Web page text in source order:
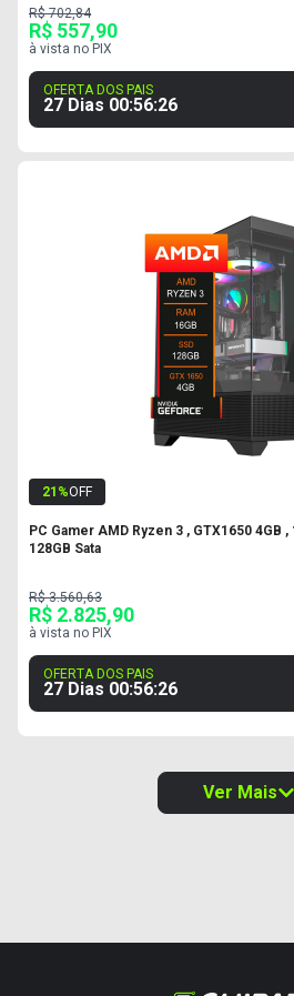
R$ 702,84
R$ 557,90
à vista no PIX
OFERTA DOS PAIS
27 Dias 00:56:25
21 %OFF
PC Gamer AMD Ryzen 3 , GTX1650 4GB ,
128GB Sata
R$ 3.560,63
R$ 2.825,90
à vista no PIX
OFERTA DOS PAIS
27 Dias 00:56:25
Ver Mais